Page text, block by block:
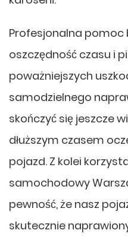
Profesjonalna
oszczędność czasu i
poważniejszych
samodzielnego
skończyć się jeszcze
dłuższym czasem
pojazd. Z kolei
samochodowy
pewność, że nasz
skutecznie